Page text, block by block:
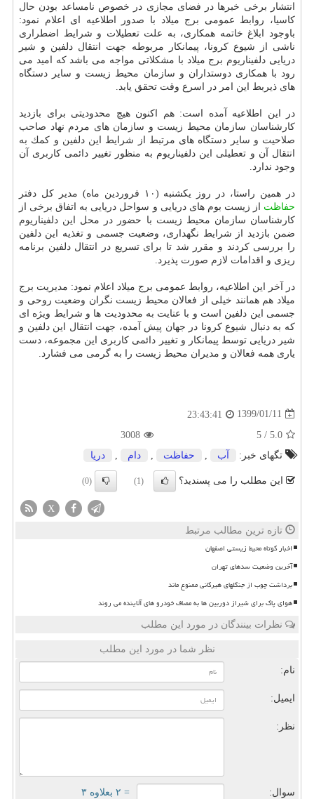
انتشار برخی خبرها در فضای مجازی در خصوص نامساعد بودن حال
كاسیا، روابط عمومی برج میلاد با صدور اطلاعیه ای اعلام نمود:
باوجود ابلاغ خاتمه همكاری، به علت تعطیلات و شرایط اضطراری
ناشی از شیوع كرونا، پیمانكار مربوطه جهت انتقال دلفین و شیر
دریایی دلفیناریوم برج میلاد با مشكلاتی مواجه می باشد كه امید می
رود با همكاری دوستداران و سازمان محیط زیست و سایر دستگاه
های ذیربط این امر در اسرع وقت تحقق یابد.
در این اطلاعیه آمده است: هم اكنون هیچ محدودیتی برای بازدید
كارشناسان سازمان محیط زیست و سازمان های مردم نهاد صاحب
صلاحیت و سایر دستگاه های مرتبط از شرایط این دلفین و كمك به
انتقال آن و تعطیلی این دلفیناریوم به منظور تغییر دائمی كاربری آن
وجود ندارد.
در همین راستا، در روز یكشنبه (۱۰ فروردین ماه) مدیر كل دفتر
حفاظت از زیست بوم های دریایی و سواحل دریایی به اتفاق برخی از
كارشناسان سازمان محیط زیست با حضور در محل این دلفیناریوم
ضمن بازدید از شرایط نگهداری، وضعیت جسمی و تغذیه این دلفین
را بررسی كردند و مقرر شد تا برای تسریع در انتقال دلفین برنامه
ریزی و اقدامات لازم صورت پذیرد.
در آخر این اطلاعیه، روابط عمومی برج میلاد اعلام نمود: مدیریت برج
میلاد هم همانند خیلی از فعالان محیط زیست نگران وضعیت روحی و
جسمی این دلفین است و با عنایت به محدودیت ها و شرایط ویژه ای
كه به دنبال شیوع كرونا در جهان پیش آمده، جهت انتقال این دلفین و
شیر دریایی توسط پیمانكار و تغییر دائمی كاربری این مجموعه، دست
یاری همه فعالان و مدیران محیط زیست را به گرمی می فشارد.
1399/01/11
23:43:41
5.0
/
5
3008
تگهای خبر:
آب حفاظت دام دریا
این مطلب را می پسندید؟ (1)
(0)
X
تازه ترین مطالب مرتبط
اخبار کوتاه محیط زیستی اصفهان
آخرین وضعیت سدهای تهران
برداشت چوب از جنگلهای هیرکانی ممنوع ماند
هوای پاک برای شیراز دوربین ها به مصاف خودرو های آلاینده می روند
نظرات بینندگان در مورد این مطلب
نظر شما در مورد این مطلب
نام:
ایمیل:
نظر:
سوال: = ۲ بعلاوه ۳